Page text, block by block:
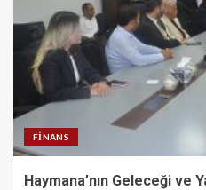
FINANS
Haymana’nın Geleceği ve